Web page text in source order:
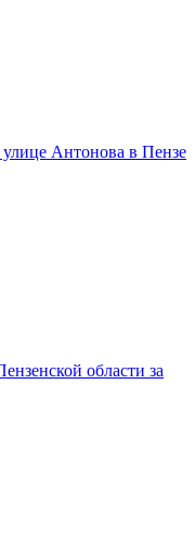
Антонова в Пензе
области за